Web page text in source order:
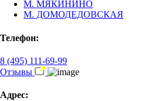
М. МЯКИНИНО
М. ДОМОДЕДОВСКАЯ
Телефон:
8 (495) 111-69-99
Отзывы
Адрес: